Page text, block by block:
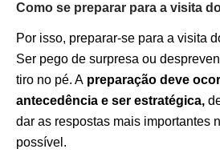
Como se preparar para a visita
Por isso, preparar-se para a visita
Ser pego de surpresa ou
tiro no pé. A preparação deve
antecedência e ser estratégica,
dar as respostas mais importantes
possível.